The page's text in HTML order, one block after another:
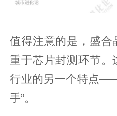
值得注意的是，盛合
重于芯片封测环节。
行业的另一个特点
手”。